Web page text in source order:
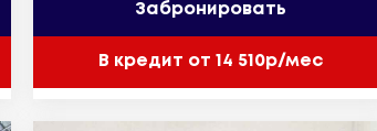
Забронировать
В кредит от 14 510р/мес